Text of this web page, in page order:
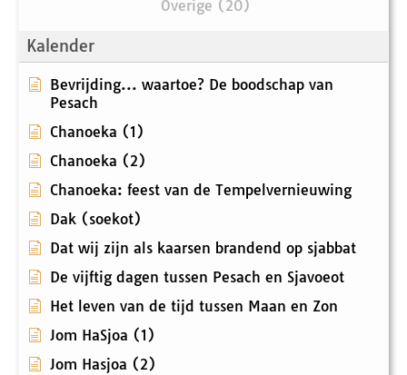
Overige (20)
Kalender
Bevrijding... waartoe? De boodschap van
Pesach
Chanoeka (1)
Chanoeka (2)
Chanoeka: feest van de Tempelvernieuwing
Dak (soekot)
Dat wij zijn als kaarsen brandend op sjabbat
De vijftig dagen tussen Pesach en Sjavoeot
Het leven van de tijd tussen Maan en Zon
Jom HaSjoa (1)
Jom Hasjoa (2)